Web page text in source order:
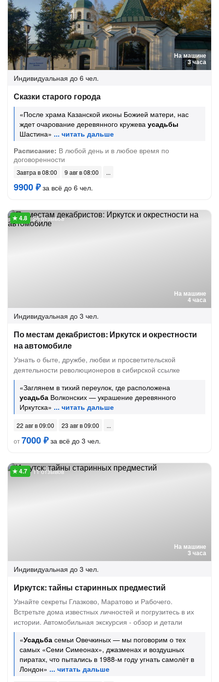
На машине
3 часа
Индивидуальная до 6 чел.
Сказки старого города
«После храма Казанской иконы Божией матери, нас
ждет очарование деревянного кружева усадьбы
Шастина»
Расписание: В любой день и в любое время по
договоренности
Завтра в 08:00 9 авг в 08:00
9900 ₽за всё до 6 чел.
На машине
4 часа
25 отзывов
Индивидуальная до 3 чел.
По местам декабристов: Иркутск и окрестности
на автомобиле
Узнать о быте, дружбе, любви и просветительской
деятельности революционеров в сибирской ссылке
«Заглянем в тихий переулок, где расположена
усадьба Волконских — украшение деревянного
Иркутска»
22 авг в 09:00
23 авг в 09:00
от7000 ₽за всё до 3 чел.
На машине
3 часа
11 отзывов
Индивидуальная до 3 чел.
Иркутск: тайны старинных предместий
Узнайте секреты Глазково, Маратово и Рабочего.
Встретьте дома известных личностей и погрузитесь в их
истории. Автомобильная экскурсия - обзор и детали
«Усадьба семьи Овечкиных — мы поговорим о тех
самых «Семи Симеонах», джазменах и воздушных
пиратах, что пытались в 1988-м году угнать самолёт в
Лондон»